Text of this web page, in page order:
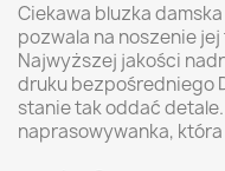
Ciekawa bluzka
pozwala na noszenie
Najwyższej jakości
druku bezpośredniego
stanie tak oddać
naprasowywanka,